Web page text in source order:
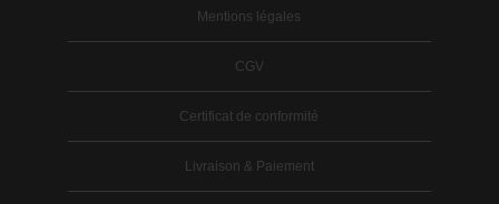
Mentions légales
CGV
Certificat de conformité
Livraison & Paiement